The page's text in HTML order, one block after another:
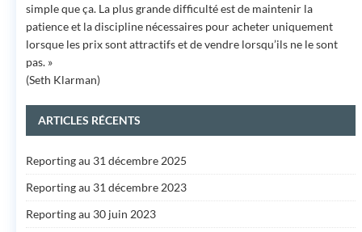
simple que ça. La plus grande difficulté est de maintenir la
patience et la discipline nécessaires pour acheter uniquement
lorsque les prix sont attractifs et de vendre lorsqu’ils ne le sont
pas. »
(Seth Klarman)
ARTICLES RÉCENTS
Reporting au 31 décembre 2025
Reporting au 31 décembre 2023
Reporting au 30 juin 2023